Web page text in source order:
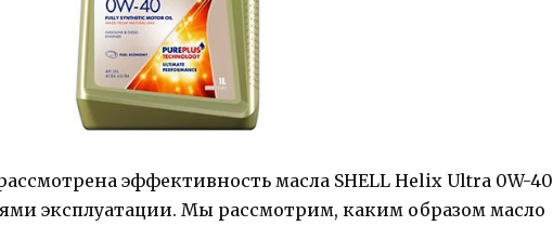
эффективность масла SHELL Helix Ultra 0W-40
эксплуатации. Мы рассмотрим, каким образом масло